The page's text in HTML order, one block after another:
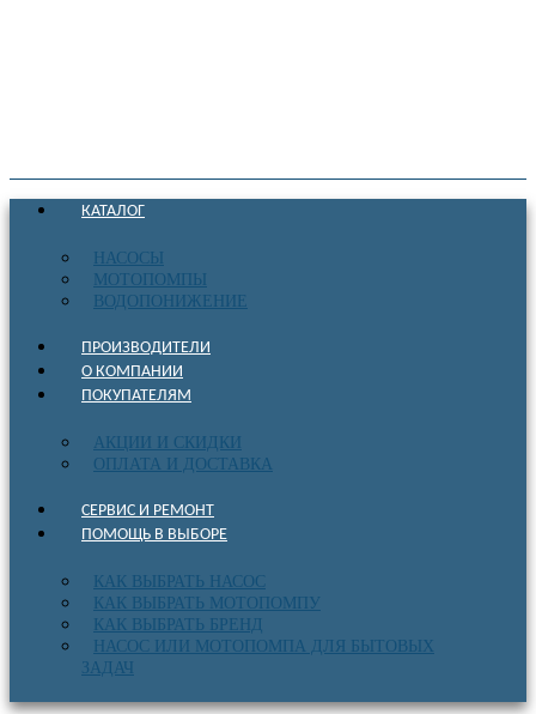
КАТАЛОГ
НАСОСЫ
МОТОПОМПЫ
ВОДОПОНИЖЕНИЕ
ПРОИЗВОДИТЕЛИ
О КОМПАНИИ
ПОКУПАТЕЛЯМ
АКЦИИ И СКИДКИ
ОПЛАТА И ДОСТАВКА
СЕРВИС И РЕМОНТ
ПОМОЩЬ В ВЫБОРЕ
КАК ВЫБРАТЬ НАСОС
КАК ВЫБРАТЬ МОТОПОМПУ
КАК ВЫБРАТЬ БРЕНД
НАСОС ИЛИ МОТОПОМПА ДЛЯ БЫТОВЫХ
ЗАДАЧ